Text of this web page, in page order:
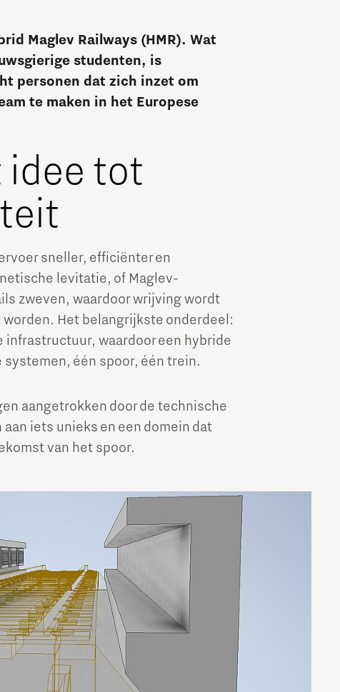
High Tech Campus Eindhoven
Strijp District
TU/e Campus
Maglev Railways (HMR). Wat
studenten, is
personen dat zich inzet om
te maken in het Europese
idee tot
sneller, efficiënter en
levitatie, of Maglev-
zweven, waardoor wrijving wordt
Het belangrijkste onderdeel:
infrastructuur, waardoor een hybride
één spoor, één trein.
aangetrokken door de technische
iets unieks en een domein dat
van het spoor.